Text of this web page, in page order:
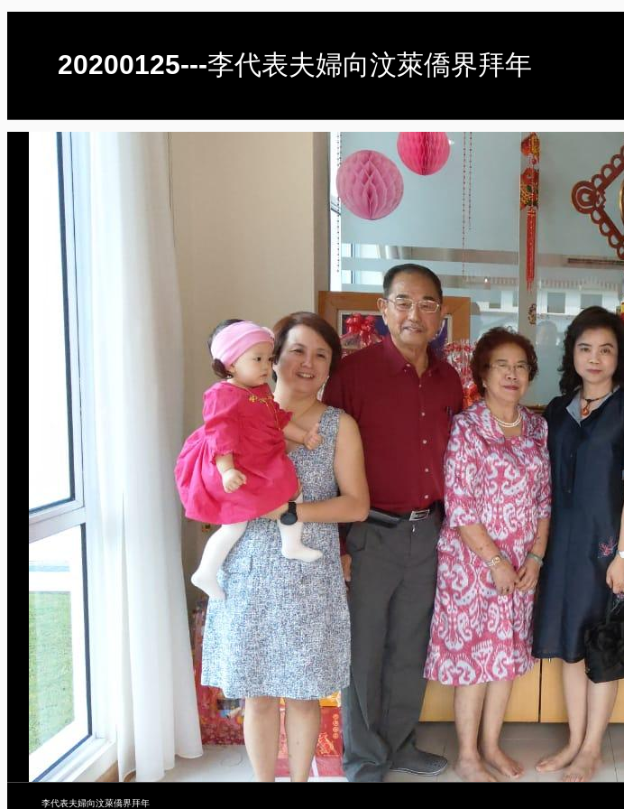
20200125---李代表夫婦向汶萊僑界拜年
李代表夫婦向汶萊僑界拜年